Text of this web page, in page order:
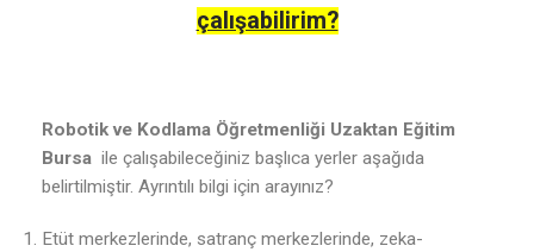
çalışabilirim?
Robotik ve Kodlama Öğretmenliği Uzaktan Eğitim
Bursa ile çalışabileceğiniz başlıca yerler aşağıda
belirtilmiştir. Ayrıntılı bilgi için arayınız?
Etüt merkezlerinde, satranç merkezlerinde, zeka-